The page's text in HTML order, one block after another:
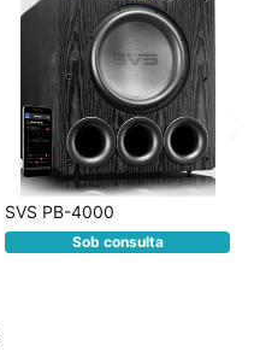
SVS PB-4000
Sob consulta